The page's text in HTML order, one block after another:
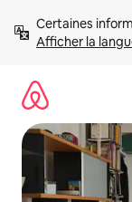
directement
Afficher la